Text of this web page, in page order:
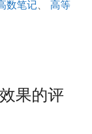
数笔记、高等
果的评